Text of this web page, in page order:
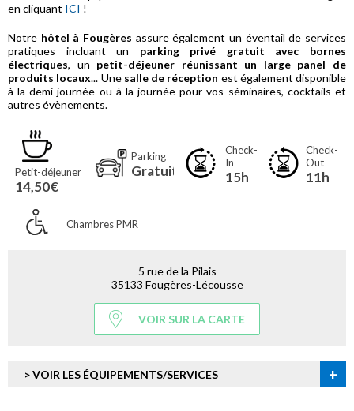
en cliquant ICI !
Notre hôtel à Fougères assure également un éventail de services
pratiques incluant un parking privé gratuit avec bornes
électriques, un petit-déjeuner réunissant un large panel de
produits locaux... Une salle de réception est également disponible
à la demi-journée ou à la journée pour vos séminaires, cocktails et
autres évènements.
Petit-déjeuner
14,50€
Parking
Gratuit
Check-
In
15h
Check-
Out
11h
Chambres PMR
5 rue de la Pilais
35133 Fougères-Lécousse
VOIR SUR LA CARTE
> VOIR LES ÉQUIPEMENTS/SERVICES +